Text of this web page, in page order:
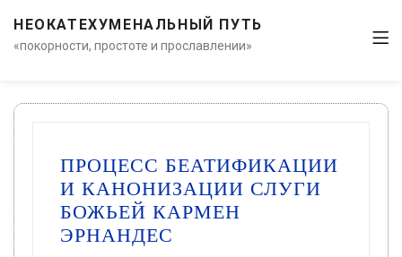
НЕОКАТЕХУМЕНАЛЬНЫЙ ПУТЬ
«покорности, простоте и прославлении»
ПРОЦЕСС БЕАТИФИКАЦИИ
И КАНОНИЗАЦИИ СЛУГИ
БОЖЬЕЙ КАРМЕН
ЭРНАНДЕС